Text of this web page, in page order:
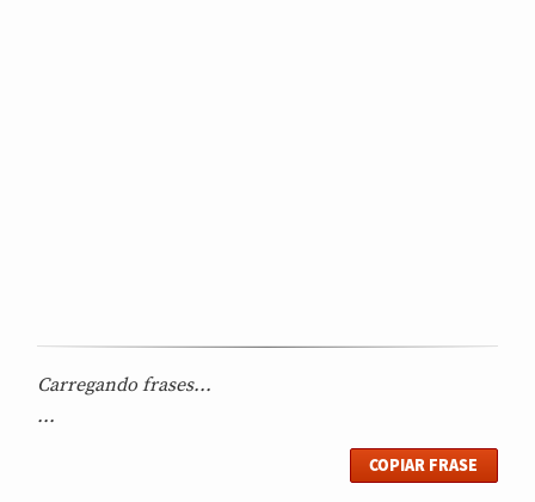
Carregando frases...
...
COPIAR FRASE